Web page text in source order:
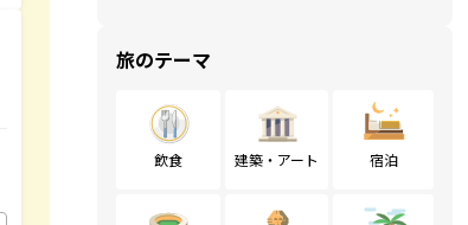
旅のテーマ
飲食 建築・アート 宿泊